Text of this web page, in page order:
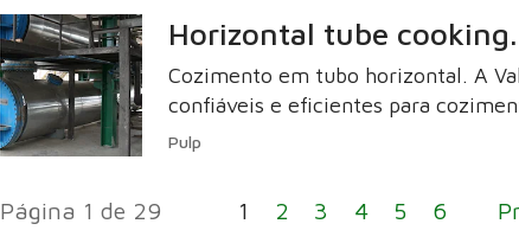
Horizontal tube cooking.
Cozimento em tubo horizontal. A
confiáveis e eficientes para
Pulp
Página 1 de 29 1 2 3 4 5 6